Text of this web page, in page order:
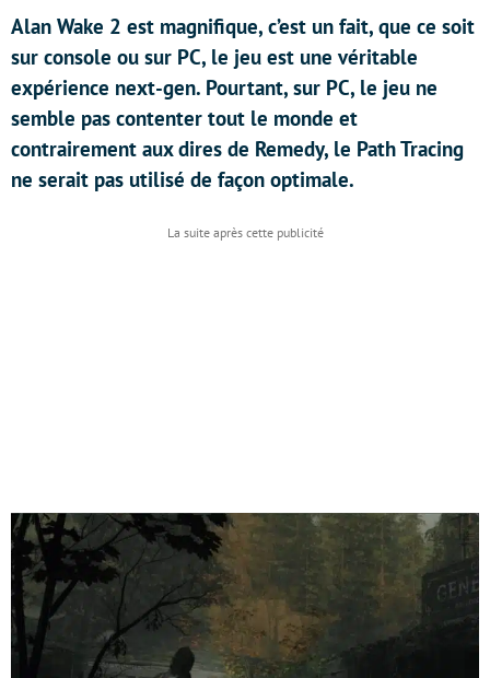
Alan Wake 2 est magnifique, c’est un fait, que ce soit
sur console ou sur PC, le jeu est une véritable
expérience next-gen. Pourtant, sur PC, le jeu ne
semble pas contenter tout le monde et
contrairement aux dires de Remedy, le Path Tracing
ne serait pas utilisé de façon optimale.